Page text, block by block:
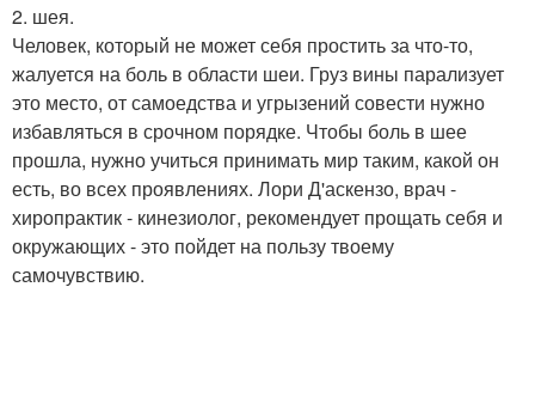
2. шея.
Человек, который не может себя простить за что-то,
жалуется на боль в области шеи. Груз вины парализует
это место, от самоедства и угрызений совести нужно
избавляться в срочном порядке. Чтобы боль в шее
прошла, нужно учиться принимать мир таким, какой он
есть, во всех проявлениях. Лори Д'аскензо, врач -
хиропрактик - кинезиолог, рекомендует прощать себя и
окружающих - это пойдет на пользу твоему
самочувствию.